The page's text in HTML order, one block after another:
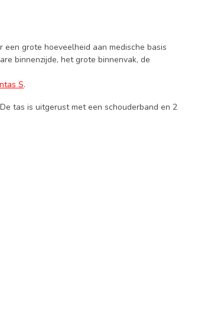
een grote hoeveelheid aan medische basis
binnenzijde, het grote binnenvak, de
S.
tas is uitgerust met een schouderband en 2